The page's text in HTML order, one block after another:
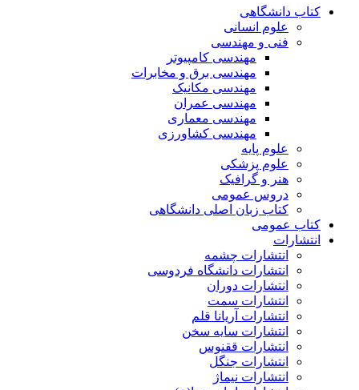
کتاب دانشگاهی
علوم انسانی
فنی و مهندسی
مهندسی کامپیوتر
مهندسی برق و مخابرات
مهندسی مکانیک
مهندسی عمران
مهندسی معماری
مهندسی کشاورزی
علوم پایه
علوم پزشکی
هنر و گرافیک
دروس عمومی
کتاب زبان اصلی دانشگاهی
کتاب عمومی
انتشارات
انتشارات چشمه
انتشارات دانشگاه فردوسی
انتشارات دوران
انتشارات سمت
انتشارات آریانا قلم
انتشارات سایه سخن
انتشارات ققنوس
انتشارات جنگل
انتشارات نیماژ